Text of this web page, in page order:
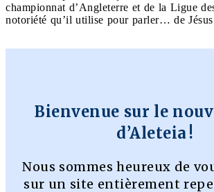
championnat d’Angleterre et de la Ligue
notoriété qu’il utilise pour parler… de
Bienvenue sur le
d’Aleteia !
Nous sommes heureux de
sur un site entièrement